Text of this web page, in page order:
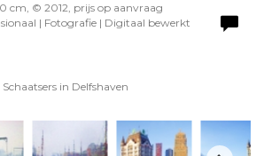
cm, © 2012, prijs op aanvraag
| Fotografie | Digitaal bewerkt
Schaatsers in Delfshaven